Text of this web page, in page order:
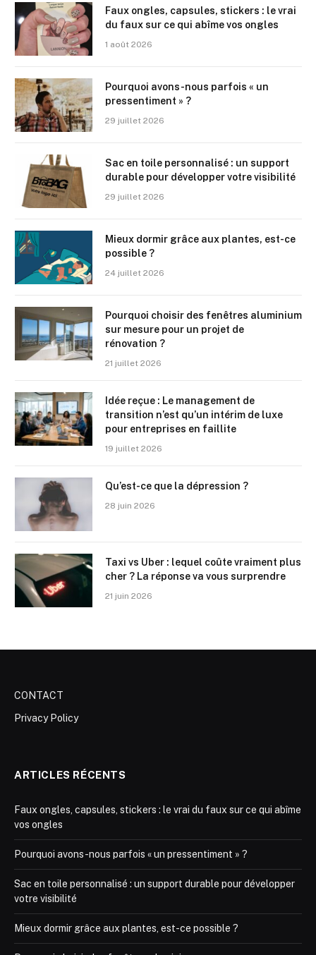
Faux ongles, capsules, stickers : le vrai
du faux sur ce qui abîme vos ongles
1 août 2026
Pourquoi avons-nous parfois « un
pressentiment » ?
29 juillet 2026
Sac en toile personnalisé : un support
durable pour développer votre visibilité
29 juillet 2026
Mieux dormir grâce aux plantes, est-ce
possible ?
24 juillet 2026
Pourquoi choisir des fenêtres aluminium
sur mesure pour un projet de
rénovation ?
21 juillet 2026
Idée reçue : Le management de
transition n’est qu’un intérim de luxe
pour entreprises en faillite
19 juillet 2026
Qu’est-ce que la dépression ?
28 juin 2026
Taxi vs Uber : lequel coûte vraiment plus
cher ? La réponse va vous surprendre
21 juin 2026
CONTACT
Privacy Policy
ARTICLES RÉCENTS
Faux ongles, capsules, stickers : le vrai du faux sur ce qui abîme
vos ongles
Pourquoi avons-nous parfois « un pressentiment » ?
Sac en toile personnalisé : un support durable pour développer
votre visibilité
Mieux dormir grâce aux plantes, est-ce possible ?